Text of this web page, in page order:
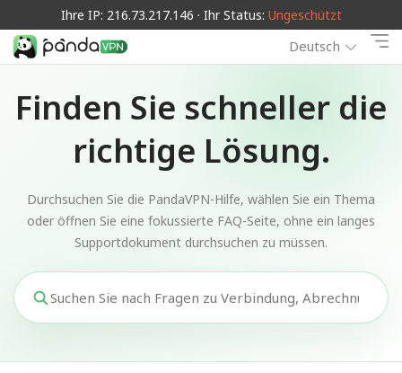
Ihre IP: 216.73.217.146 · Ihr Status: Ungeschützt
Deutsch
Finden Sie schneller die
richtige Lösung.
Durchsuchen Sie die PandaVPN-Hilfe, wählen Sie ein Thema
oder öffnen Sie eine fokussierte FAQ-Seite, ohne ein langes
Supportdokument durchsuchen zu müssen.